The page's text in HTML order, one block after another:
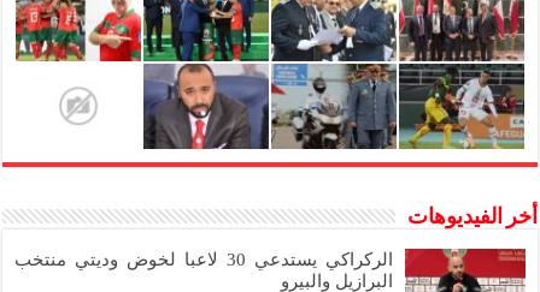
أخر الفيديوهات
الركراكي يستدعي 30 لاعبا لخوض وديتي منتخب
البرازيل والبيرو